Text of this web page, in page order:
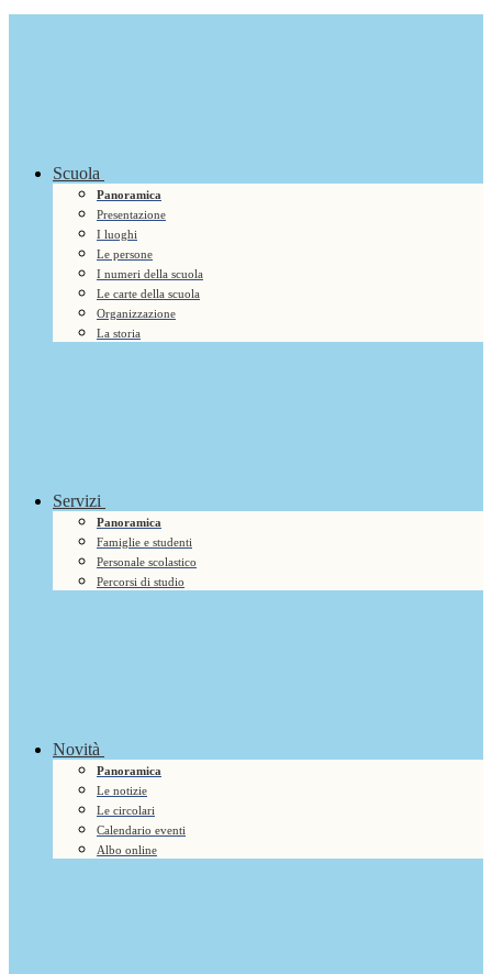
Scuola
Panoramica
Presentazione
I luoghi
Le persone
I numeri della scuola
Le carte della scuola
Organizzazione
La storia
Servizi
Panoramica
Famiglie e studenti
Personale scolastico
Percorsi di studio
Novità
Panoramica
Le notizie
Le circolari
Calendario eventi
Albo online